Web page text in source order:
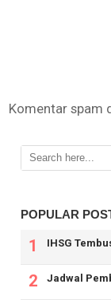
Komentar spam
POPULAR
IHSG
Jadwal